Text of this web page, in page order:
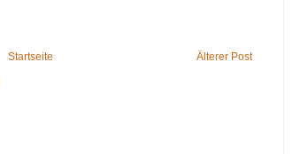
Älterer Post
Startseite